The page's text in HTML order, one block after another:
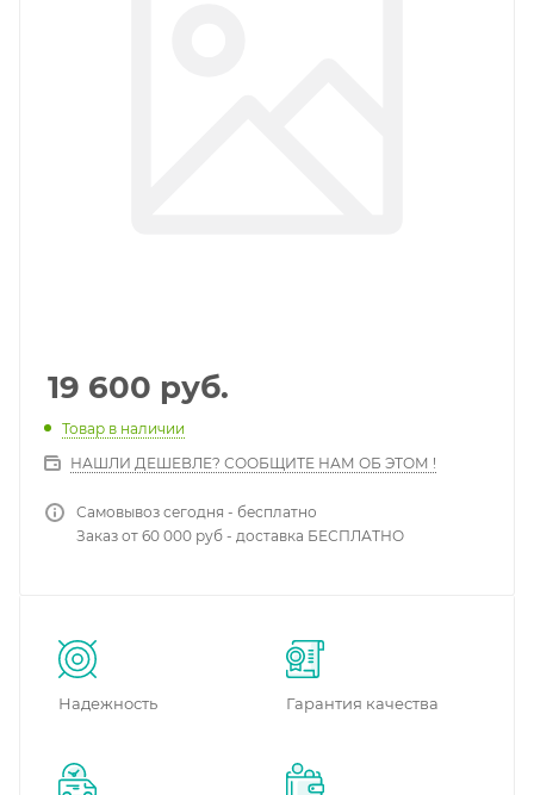
19 600 руб.
Товар в наличии
НАШЛИ ДЕШЕВЛЕ? СООБЩИТЕ НАМ ОБ ЭТОМ !
Самовывоз сегодня - бесплатно
Заказ от 60 000 руб - доставка БЕСПЛАТНО
Надежность Гарантия качества